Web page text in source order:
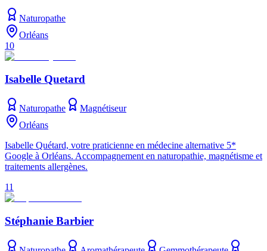
Naturopathe
Orléans
10
Isabelle Quetard
Naturopathe
Magnétiseur
Orléans
Isabelle Quétard, votre praticienne en médecine alternative 5*
Google à Orléans. Accompagnement en naturopathie, magnétisme et
traitements allergènes.
11
Stéphanie Barbier